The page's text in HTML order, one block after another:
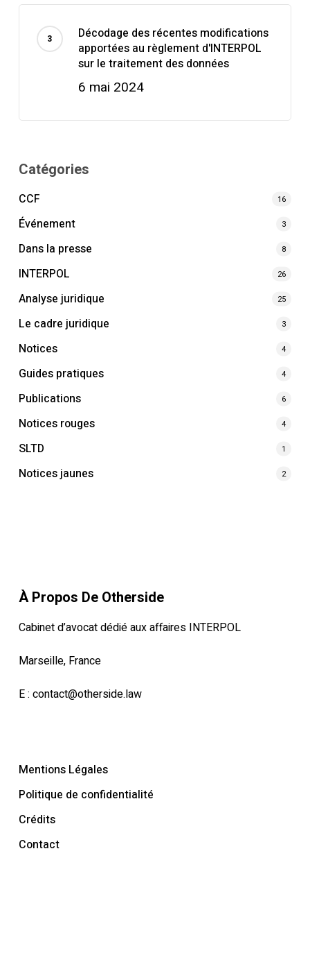
Décodage des récentes modifications
apportées au règlement d'INTERPOL
sur le traitement des données
6 mai 2024
Catégories
CCF
16
Événement 3
Dans la presse 8
INTERPOL 26
Analyse juridique 25
Le cadre juridique 3
Notices 4
Guides pratiques 4
Publications 6
Notices rouges 4
SLTD 1
Notices jaunes 2
À Propos De Otherside
Cabinet d’avocat dédié aux affaires INTERPOL
Marseille, France
E : contact@otherside.law
Mentions Légales
Politique de confidentialité
Crédits
Contact